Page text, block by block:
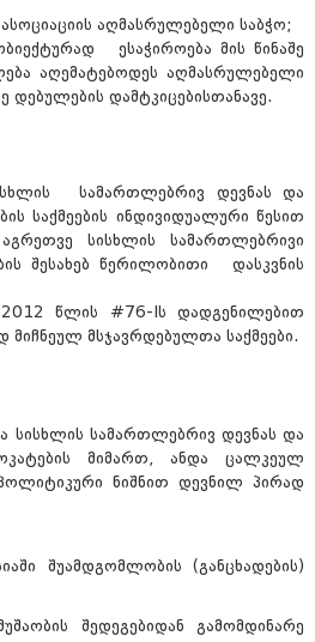
აღმასრულებელი საბჭო;
ესაჭიროება მის წინაშე
აღემატებოდეს აღმასრულებელი
დამტკიცებისთანავე.
სამართლებრივ დევნას და
საქმეების ინდივიდუალური წესით
სისხლის სამართლებრივი
შესახებ წერილობითი დასკვნის
წლის #76-Iს დადგენილებით
მსჯავრდებულთა საქმეები.
სისხლის სამართლებრივ დევნას და
მიმართ, ანდა ცალკეულ
ნიშნით დევნილ პირად
შუამდგომლობის (განცხადების)
შედეგებიდან გამომდინარე